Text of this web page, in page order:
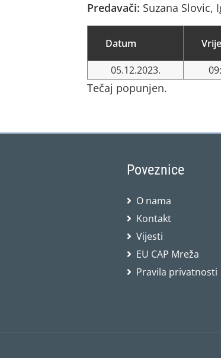
Predavači: Suzana Slovic,
Datum
05.12.2023.
Tečaj popunjen.
Poveznice
O nama
Kontakt
Vijesti
EU CAP Mreža
Pravila privatnosti